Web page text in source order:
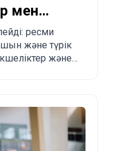
мен
ресми
және түрік
және